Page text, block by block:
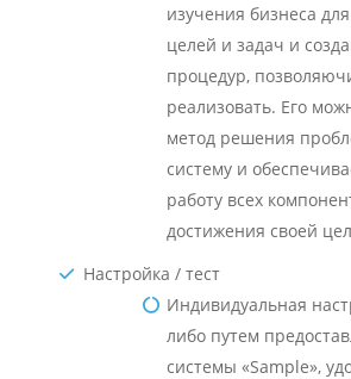
изучения бизнеса
целей и задач и
процедур,
реализовать. Его
метод решения
систему и
работу всех
достижения своей
Настройка / тест
Индивидуальная
либо путем
системы «Sample»,